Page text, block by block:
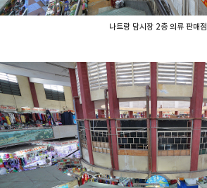
나트랑 담시장 2층 의류 판매점